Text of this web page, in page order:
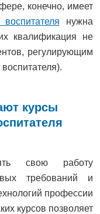
конечно, имеет
нужна
квалификация не
регулирующим
курсы
свою работу
требований и
профессии
курсов позволяет